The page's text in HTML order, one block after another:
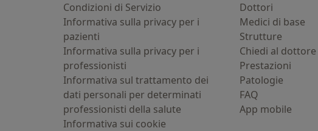
Condizioni di Servizio
Informativa sulla privacy per i
pazienti
Informativa sulla privacy per i
professionisti
Informativa sul trattamento dei
dati personali per determinati
professionisti della salute
Informativa sui cookie
Dottori
Medici di base
Strutture
Chiedi al dottore
Prestazioni
Patologie
FAQ
App mobile